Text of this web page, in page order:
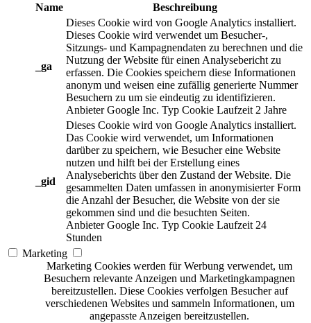
Name
Beschreibung
_ga
Dieses Cookie wird von Google Analytics installiert.
Dieses Cookie wird verwendet um Besucher-,
Sitzungs- und Kampagnendaten zu berechnen und die
Nutzung der Website für einen Analysebericht zu
erfassen. Die Cookies speichern diese Informationen
anonym und weisen eine zufällig generierte Nummer
Besuchern zu um sie eindeutig zu identifizieren.
Anbieter Google Inc. Typ Cookie Laufzeit 2 Jahre
_gid
Dieses Cookie wird von Google Analytics installiert.
Das Cookie wird verwendet, um Informationen
darüber zu speichern, wie Besucher eine Website
nutzen und hilft bei der Erstellung eines
Analyseberichts über den Zustand der Website. Die
gesammelten Daten umfassen in anonymisierter Form
die Anzahl der Besucher, die Website von der sie
gekommen sind und die besuchten Seiten.
Anbieter Google Inc. Typ Cookie Laufzeit 24
Stunden
Marketing
Marketing Cookies werden für Werbung verwendet, um
Besuchern relevante Anzeigen und Marketingkampagnen
bereitzustellen. Diese Cookies verfolgen Besucher auf
verschiedenen Websites und sammeln Informationen, um
angepasste Anzeigen bereitzustellen.